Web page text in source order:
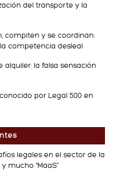
del transporte y la
compiten y se coordinan:
competencia desleal
la falsa sensación
por Legal 500 en
legales en el sector de la
mucho “MaaS”